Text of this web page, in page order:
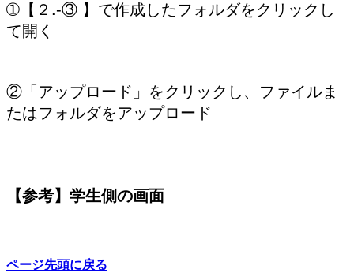
➀【２.-③ 】で作成したフォルダをクリックし
て開く
②「アップロード」をクリックし、ファイルま
たはフォルダをアップロード
【参考】学生側の画面
ページ先頭に戻る